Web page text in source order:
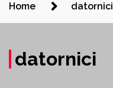
Home datornici
datornici